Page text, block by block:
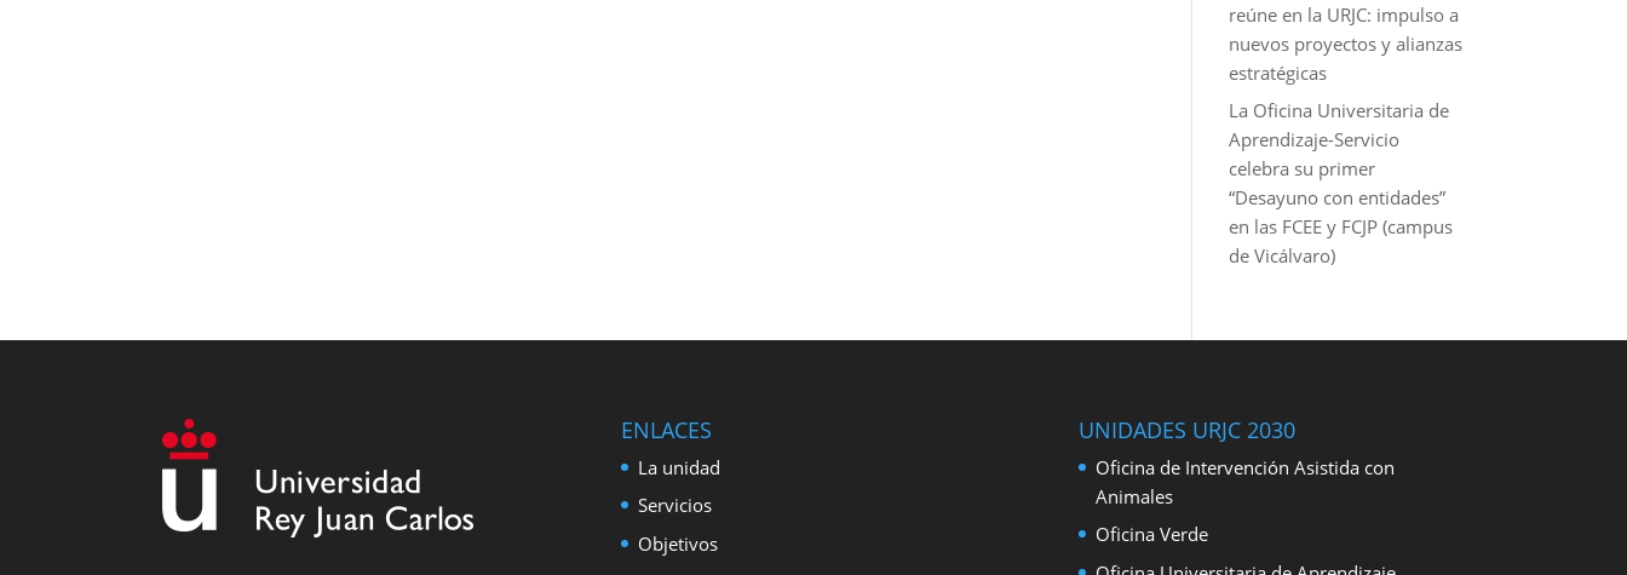
reúne en la URJC: impulso a
nuevos proyectos y alianzas
estratégicas
La Oficina Universitaria de
Aprendizaje-Servicio
celebra su primer
“Desayuno con entidades”
en las FCEE y FCJP (campus
de Vicálvaro)
ENLACES
La unidad
Servicios
Objetivos
UNIDADES URJC 2030
Oficina de Intervención Asistida con
Animales
Oficina Verde